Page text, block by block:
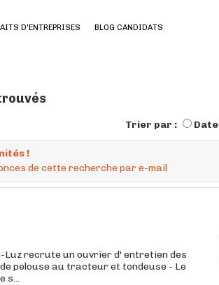
D'ENTREPRISES BLOG CANDIDATS
Trier par : Date
!
de cette recherche par e-mail
Luz recrute un ouvrier d' entretien des
pelouse au tracteur et tondeuse - Le
s...